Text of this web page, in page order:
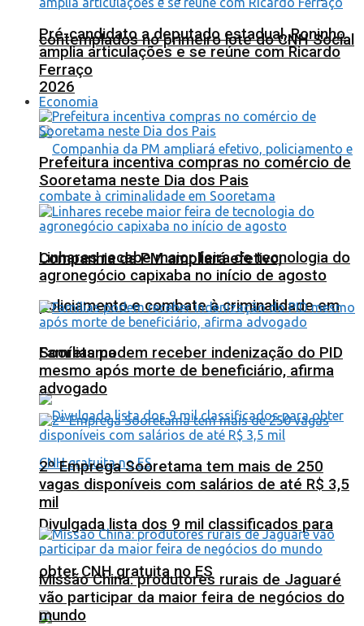
contemplados no primeiro lote do CNH Social
2026
Companhia da PM ampliará efetivo,
policiamento e combate à criminalidade em
Sooretama
Divulgada lista dos 9 mil classificados para
obter CNH gratuita no ES
Pré-candidato a deputado estadual, Roninho
amplia articulações e se reúne com Ricardo
Ferraço
Economia
Prefeitura incentiva compras no comércio de
Sooretama neste Dia dos Pais
Linhares recebe maior feira de tecnologia do
agronegócio capixaba no início de agosto
Famílias podem receber indenização do PID
mesmo após morte de beneficiário, afirma
advogado
2º Emprega Sooretama tem mais de 250
vagas disponíveis com salários de até R$ 3,5
mil
Missão China: produtores rurais de Jaguaré
vão participar da maior feira de negócios do
mundo